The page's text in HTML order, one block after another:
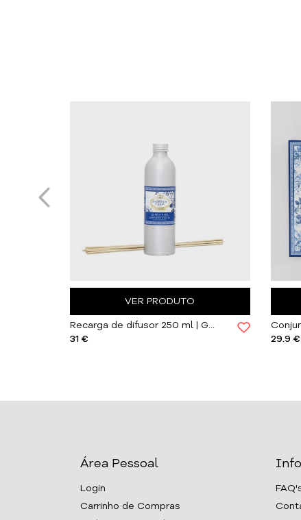
VER PRODUTO
Recarga de difusor 250 ml | Gold & Blue
31 €
29.9 €
Área Pessoal
Login
Carrinho de Compras